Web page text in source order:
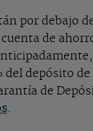
por debajo
de
del depósito
de
.